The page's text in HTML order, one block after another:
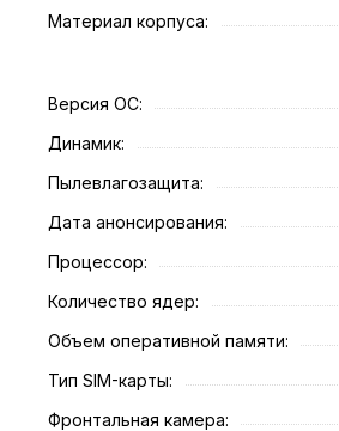
Материал корпуса:
Версия ОС:
Динамик:
Пылевлагозащита:
Дата анонсирования:
Процессор:
Количество ядер:
Объем оперативной памяти:
Тип SIM-карты:
Фронтальная камера: